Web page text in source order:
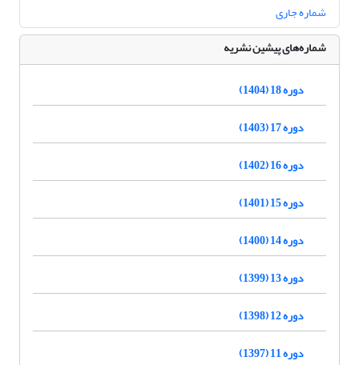
شماره جاری
شماره‌های پیشین نشریه
دوره 18 (1404)
دوره 17 (1403)
دوره 16 (1402)
دوره 15 (1401)
دوره 14 (1400)
دوره 13 (1399)
دوره 12 (1398)
دوره 11 (1397)